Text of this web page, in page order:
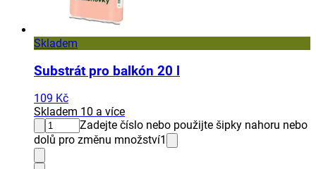
Skladem
Substrát pro balkón 20 l
109 Kč
Skladem 10 a více
Zadejte číslo nebo použijte šipky nahoru nebo
dolů pro změnu množství1